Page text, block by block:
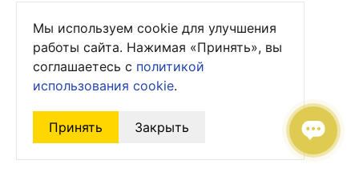
Мы используем cookie для улучшения
работы сайта. Нажимая «Принять», вы
соглашаетесь с политикой
использования cookie.
Принять Закрыть